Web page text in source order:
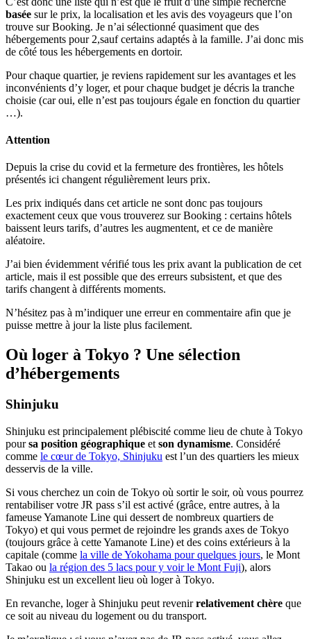
basée sur le prix, la localisation et les avis des voyageurs que l’on
trouve sur Booking. Je n’ai sélectionné quasiment que des
hébergements pour 2,sauf certains adaptés à la famille. J’ai donc mis
de côté tous les hébergements en dortoir.
Pour chaque quartier, je reviens rapidement sur les avantages et les
inconvénients d’y loger, et pour chaque budget je décris la tranche
choisie (car oui, elle n’est pas toujours égale en fonction du quartier
…).
Attention
Depuis la crise du covid et la fermeture des frontières, les hôtels
présentés ici changent régulièrement leurs prix.
Les prix indiqués dans cet article ne sont donc pas toujours
exactement ceux que vous trouverez sur Booking : certains hôtels
baissent leurs tarifs, d’autres les augmentent, et ce de manière
aléatoire.
J’ai bien évidemment vérifié tous les prix avant la publication de cet
article, mais il est possible que des erreurs subsistent, et que des
tarifs changent à différents moments.
N’hésitez pas à m’indiquer une erreur en commentaire afin que je
puisse mettre à jour la liste plus facilement.
Où loger à Tokyo ? Une sélection
d’hébergements
Shinjuku
Shinjuku est principalement plébiscité comme lieu de chute à Tokyo
poursa position géographique et son dynamisme. Considéré
comme le cœur de Tokyo, Shinjuku est l’un des quartiers les mieux
desservis de la ville.
Si vous cherchez un coin de Tokyo où sortir le soir, où vous pourrez
rentabiliser votre JR pass s’il est activé (grâce, entre autres, à la
fameuse Yamanote Line qui dessert de nombreux quartiers de
Tokyo) et qui vous permet de rejoindre les grands axes de Tokyo
(toujours grâce à cette Yamanote Line) et des coins extérieurs à la
capitale (comme la ville de Yokohama pour quelques jours, le Mont
Takao ou la région des 5 lacs pour y voir le Mont Fuji), alors
Shinjuku est un excellent lieu où loger à Tokyo.
En revanche, loger à Shinjuku peut revenirrelativement chère que
ce soit au niveau du logement ou du transport.